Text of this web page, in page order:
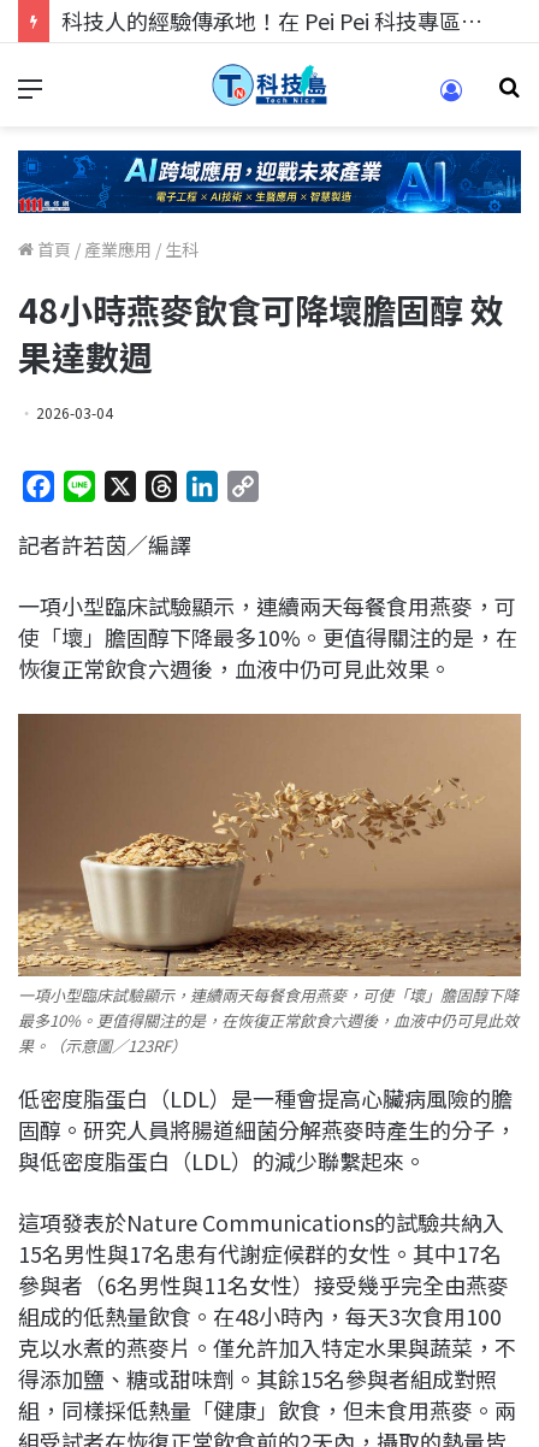
科技人找工作，就到TECH+ 科技專區!
首頁 / 產業應用 / 生科
48小時燕麥飲食可降壞膽固醇 效
果達數週
2026-03-04
c
b
o
o
n
r
a
d
s
e
d
I
L
i
n
記者許若茵／編譯
一項小型臨床試驗顯示，連續兩天每餐食用燕麥，可
使「壞」膽固醇下降最多10%。更值得關注的是，在
恢復正常飲食六週後，血液中仍可見此效果。
一項小型臨床試驗顯示，連續兩天每餐食用燕麥，可使「壞」膽固醇下降
最多10%。更值得關注的是，在恢復正常飲食六週後，血液中仍可見此效
果。（示意圖／123RF）
低密度脂蛋白（LDL）是一種會提高心臟病風險的膽
固醇。研究人員將腸道細菌分解燕麥時產生的分子，
與低密度脂蛋白（LDL）的減少聯繫起來。
這項發表於Nature Communications的試驗共納入
15名男性與17名患有代謝症候群的女性。其中17名
參與者（6名男性與11名女性）接受幾乎完全由燕麥
組成的低熱量飲食。在48小時內，每天3次食用100
克以水煮的燕麥片。僅允許加入特定水果與蔬菜，不
得添加鹽、糖或甜味劑。其餘15名參與者組成對照
組，同樣採低熱量「健康」飲食，但未食用燕麥。兩